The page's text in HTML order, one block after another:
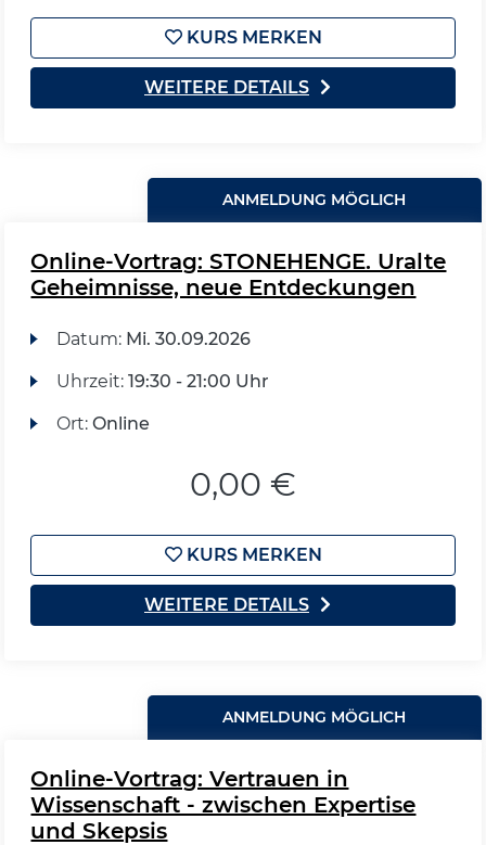
KURS MERKEN
WEITERE DETAILS
ANMELDUNG MÖGLICH
Online-Vortrag: STONEHENGE. Uralte
Geheimnisse, neue Entdeckungen
Datum: Mi. 30.09.2026
Uhrzeit: 19:30 - 21:00 Uhr
Ort: Online
0,00 €
KURS MERKEN
WEITERE DETAILS
ANMELDUNG MÖGLICH
Online-Vortrag: Vertrauen in
Wissenschaft - zwischen Expertise
und Skepsis